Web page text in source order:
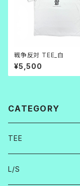
戦争反対 TEE_白
¥5,500
CATEGORY
TEE
L/S